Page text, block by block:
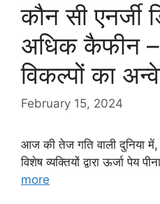
कौन सी
अधिक कैफीन
विकल्पों का
February 15, 2024
आज की तेज गति वाली दुनिया में,
विशेष व्यक्तियों द्वारा ऊर्जा पेय
more